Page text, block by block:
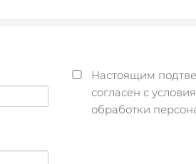
Настоящим
согласен с
обработки